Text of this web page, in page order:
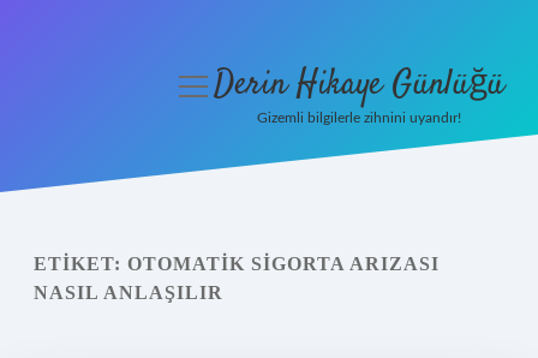
Yasal Uyarı
menüyüDerin Hikaye Günlüğü
Gizemli bilgilerle zihnini uyandır!
ETIKET: OTOMATIK SIGORTA ARIZASI
NASIL ANLAŞILIR